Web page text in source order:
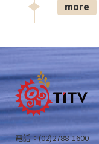
more
電話：(02)2788-1600